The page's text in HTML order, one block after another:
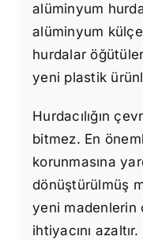
alüminyum
alüminyum
hurdalar
yeni plastik
Hurdacılığın
bitmez. En
korunmasına
dönüştürülmüş
yeni madenlerin
ihtiyacını